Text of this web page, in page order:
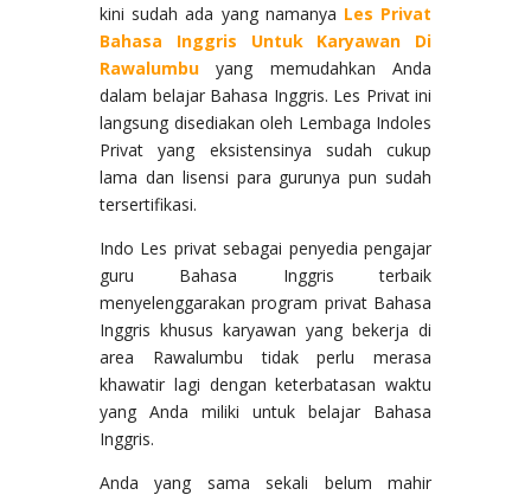
kini sudah ada yang namanya Les Privat
Bahasa Inggris Untuk Karyawan Di
Rawalumbuyang memudahkan Anda
dalam belajar Bahasa Inggris. Les Privat ini
langsung disediakan oleh Lembaga Indoles
Privat yang eksistensinya sudah cukup
lama dan lisensi para gurunya pun sudah
tersertifikasi.
Indo Les privat sebagai penyedia pengajar
guru Bahasa Inggris terbaik
menyelenggarakan program privat Bahasa
Inggris khusus karyawan yang bekerja di
area Rawalumbu tidak perlu merasa
khawatir lagi dengan keterbatasan waktu
yang Anda miliki untuk belajar Bahasa
Inggris.
Anda yang sama sekali belum mahir